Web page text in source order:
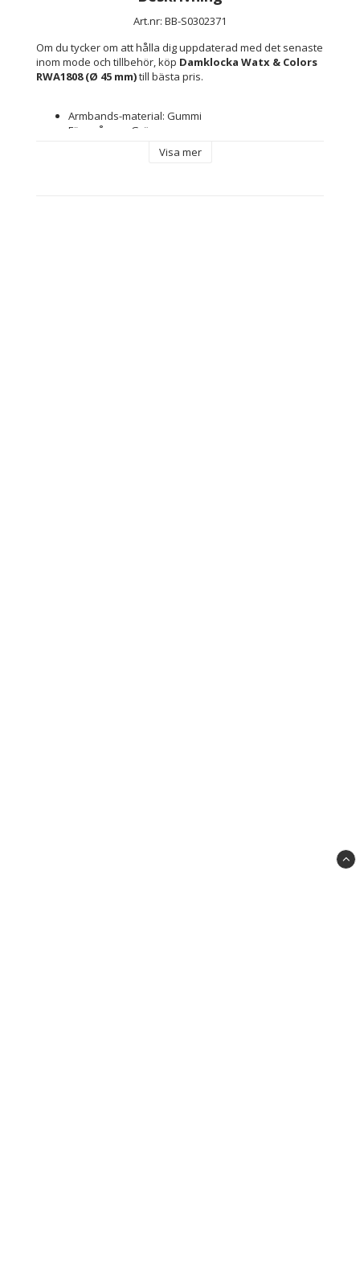
Art.nr: BB-S0302371
Om du tycker om att hålla dig uppdaterad med det senaste
inom mode och tillbehör, köp Damklocka Watx & Colors
RWA1808 (Ø 45 mm) till bästa pris.
Armbands-material: Gummi
Färg på rem: Grön
Typ av fastsättning: Spänne
Visa mer